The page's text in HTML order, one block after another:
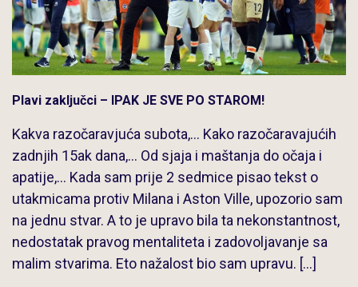
Plavi zaključci – IPAK JE SVE PO STAROM!
Kakva razočaravjuća subota,… Kako razočaravajućih
zadnjih 15ak dana,… Od sjaja i maštanja do očaja i
apatije,… Kada sam prije 2 sedmice pisao tekst o
utakmicama protiv Milana i Aston Ville, upozorio sam
na jednu stvar. A to je upravo bila ta nekonstantnost,
nedostatak pravog mentaliteta i zadovoljavanje sa
malim stvarima. Eto nažalost bio sam upravu. […]